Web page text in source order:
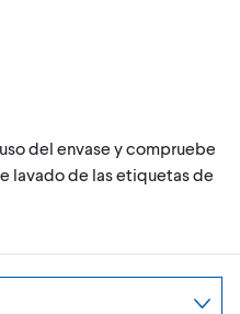
del envase y compruebe
lavado de las etiquetas de